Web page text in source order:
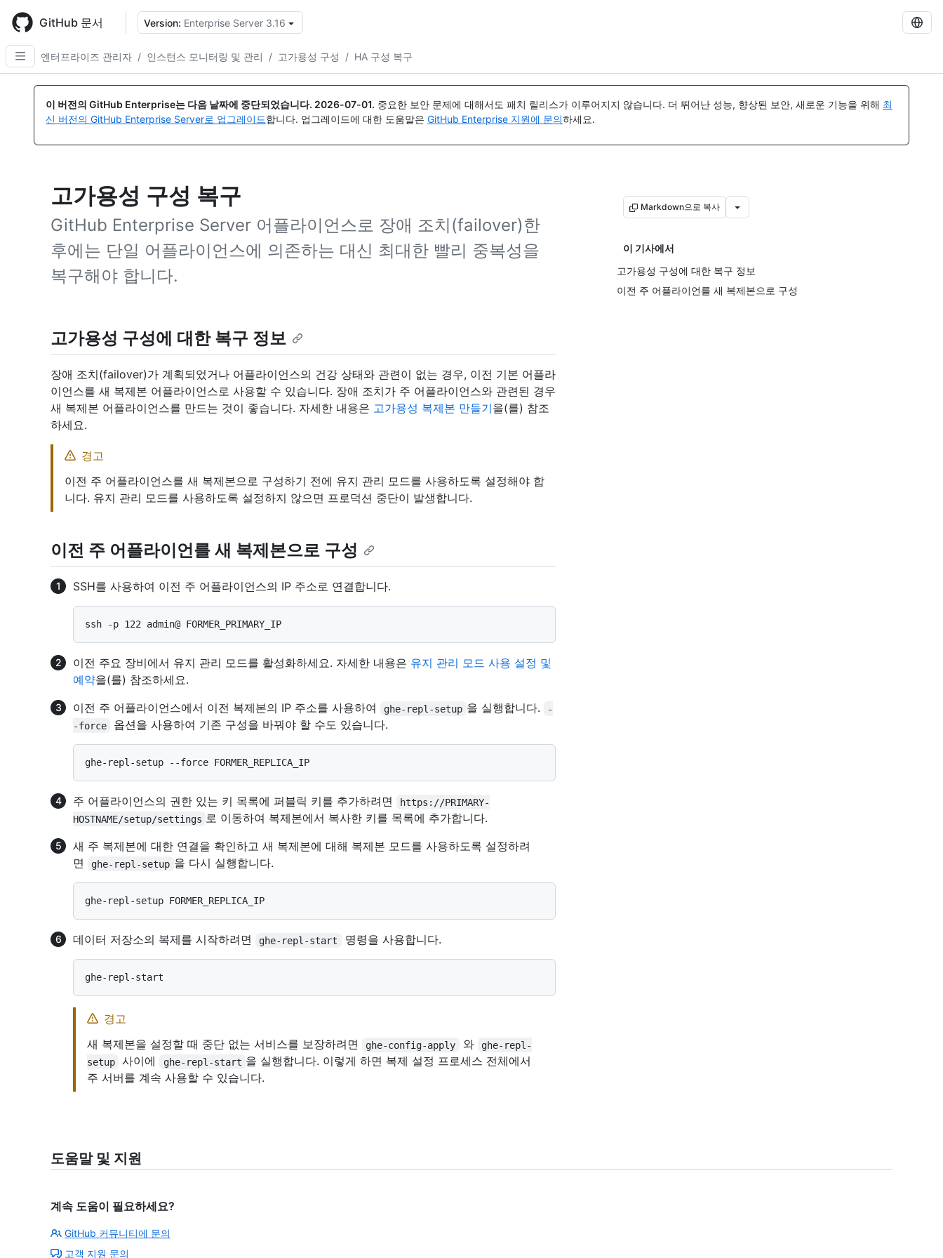
main
content
GitHub 문서 Version: Enterprise Server 3.16
엔터프라이즈 관리자 / 인스턴스 모니터링 및 관리 / 고가용성 구성 / HA 구성 복구
이 버전의 GitHub Enterprise는 다음 날짜에 중단되었습니다. 2026-07-01. 중요한 보안 문제에 대해서도 패치 릴리스가 이루어지지 않습니다. 더 뛰어난 성능, 향상된 보안, 새로운 기능을 위해 최
신 버전의 GitHub Enterprise Server로 업그레이드합니다. 업그레이드에 대한 도움말은 GitHub Enterprise 지원에 문의하세요.
고가용성 구성 복구
GitHub Enterprise Server 어플라이언스로 장애 조치(failover)한
후에는 단일 어플라이언스에 의존하는 대신 최대한 빨리 중복성을
복구해야 합니다.
Markdown으로 복사
이 기사에서
고가용성 구성에 대한 복구 정보
이전 주 어플라이언를 새 복제본으로 구성
고가용성 구성에 대한 복구 정보
장애 조치(failover)가 계획되었거나 어플라이언스의 건강 상태와 관련이 없는 경우, 이전 기본 어플라
이언스를 새 복제본 어플라이언스로 사용할 수 있습니다. 장애 조치가 주 어플라이언스와 관련된 경우
새 복제본 어플라이언스를 만드는 것이 좋습니다. 자세한 내용은 고가용성 복제본 만들기을(를) 참조
하세요.
경고
이전 주 어플라이언스를 새 복제본으로 구성하기 전에 유지 관리 모드를 사용하도록 설정해야 합
니다. 유지 관리 모드를 사용하도록 설정하지 않으면 프로덕션 중단이 발생합니다.
이전 주 어플라이언를 새 복제본으로 구성
SSH를 사용하여 이전 주 어플라이언스의 IP 주소로 연결합니다.
이전 주요 장비에서 유지 관리 모드를 활성화하세요. 자세한 내용은 유지 관리 모드 사용 설정 및
예약을(를) 참조하세요.
이전 주 어플라이언스에서 이전 복제본의 IP 주소를 사용하여
ghe-repl-setup 을 실행합니다.
-
-force
옵션을 사용하여 기존 구성을 바꿔야 할 수도 있습니다.
주 어플라이언스의 권한 있는 키 목록에 퍼블릭 키를 추가하려면
https://PRIMARY-
HOSTNAME/setup/settings 로 이동하여 복제본에서 복사한 키를 목록에 추가합니다.
새 주 복제본에 대한 연결을 확인하고 새 복제본에 대해 복제본 모드를 사용하도록 설정하려
면
ghe-repl-setup 을 다시 실행합니다.
데이터 저장소의 복제를 시작하려면 ghe-repl-start 명령을 사용합니다.
경고
새 복제본을 설정할 때 중단 없는 서비스를 보장하려면
ghe-config-apply 와
ghe-repl-
setup
사이에 ghe-repl-start 을 실행합니다. 이렇게 하면 복제 설정 프로세스 전체에서
주 서버를 계속 사용할 수 있습니다.
도움말 및 지원
계속 도움이 필요하세요?
GitHub 커뮤니티에 문의
고객 지원 문의